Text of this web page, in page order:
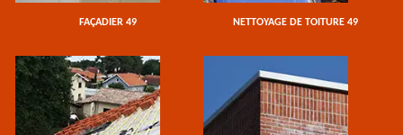
FAÇADIER 49 NETTOYAGE DE TOITURE 49